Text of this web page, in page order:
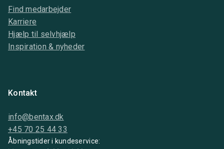
Find medarbejder
Karriere
Hjælp til selvhjælp
Inspiration & nyheder
Kontakt
info@bentax.dk
+45 70 25 44 33
Åbningstider i kundeservice: